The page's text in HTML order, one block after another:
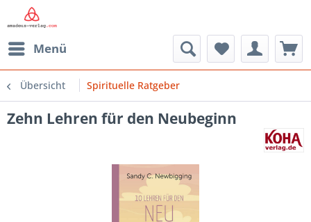
Menü
Übersicht Spirituelle Ratgeber
Zehn Lehren für den Neubeginn